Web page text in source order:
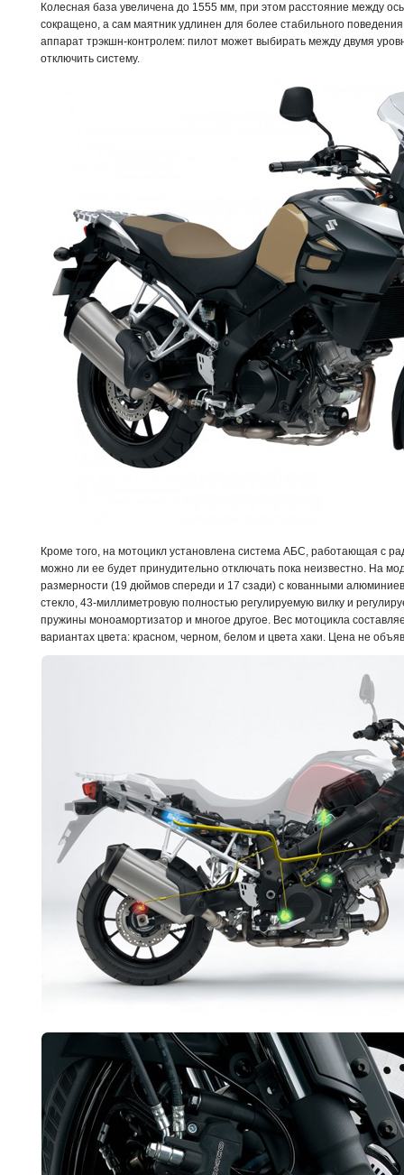
Колесная база увеличена до 1555 мм, при этом расстояние между
сокращено, а сам маятник удлинен для более стабильного
аппарат трэкшн-контролем: пилот может выбирать между двумя
отключить систему.
Кроме того, на мотоцикл установлена система АБС, работающая с
можно ли ее будет принудительно отключать пока неизвестно. На
размерности (19 дюймов спереди и 17 сзади) с кованными
стекло, 43-миллиметровую полностью регулируемую вилку и
пружины моноамортизатор и многое другое. Вес мотоцикла
вариантах цвета: красном, черном, белом и цвета хаки. Цена не